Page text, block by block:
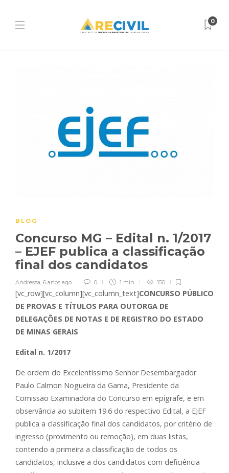
0
BLOG
Concurso MG – Edital n. 1/2017
– EJEF publica a classificação
final dos candidatos
Andressa, 6 anos ago 0 1 min 150
[vc_row][vc_column][vc_column_text]CONCURSO PÚBLICO
DE PROVAS E TÍTULOS PARA OUTORGA DE
DELEGAÇÕES DE NOTAS E DE REGISTRO DO ESTADO
DE MINAS GERAIS
Edital n. 1/2017
De ordem do Excelentíssimo Senhor Desembargador
Paulo Calmon Nogueira da Gama, Presidente da
Comissão Examinadora do Concurso em epígrafe, e em
observância ao subitem 19.6 do respectivo Edital, a EJEF
publica a classificação final dos candidatos, por critério de
ingresso (provimento ou remoção), em duas listas,
contendo a primeira a classificação de todos os
candidatos, inclusive a dos candidatos com deficiência